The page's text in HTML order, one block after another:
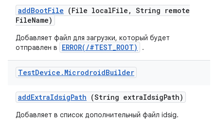
addBootFile (File localFile , String remote
FileName)
Добавляет файл для загрузки, который будет
отправлен в
ERROR(/#TEST_ROOT) .
TestDevice . MicrodroidBuilder
addExtraIdsigPath (String extraIdsigPath)
Добавляет в список дополнительный файл idsig.